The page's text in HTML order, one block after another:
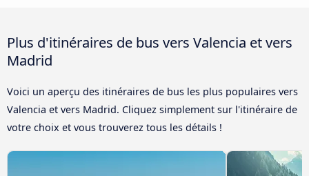
Plus d'itinéraires de bus vers Valencia et vers
Madrid
Voici un aperçu des itinéraires de bus les plus populaires vers
Valencia et vers Madrid. Cliquez simplement sur l'itinéraire de
votre choix et vous trouverez tous les détails !